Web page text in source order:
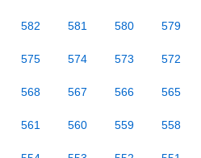
582 581 580 579
575 574 573 572
568 567 566 565
561 560 559 558